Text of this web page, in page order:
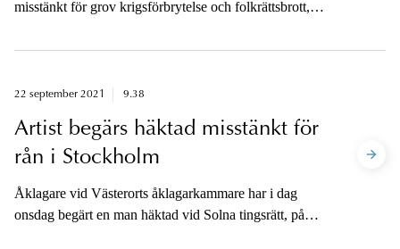
misstänkt för grov krigsförbrytelse och folkrättsbrott,
häktningsförhandlingen.
22 september 2021 9.38
Artist begärs häktad misstänkt för
rån i Stockholm
Åklagare vid Västerorts åklagarkammare har i dag
onsdag begärt en man häktad vid Solna tingsrätt, på